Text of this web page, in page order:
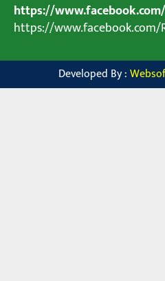
https://www.facebook.com/
https://
Developed By :